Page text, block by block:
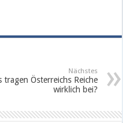
Nächstes
tragen Österreichs Reiche
wirklich bei?